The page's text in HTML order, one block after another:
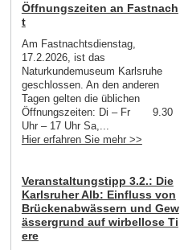
Öffnungszeiten an Fastnach
t
Am Fastnachtsdienstag,
17.2.2026, ist das
Naturkundemuseum Karlsruhe
geschlossen. An den anderen
Tagen gelten die üblichen
Öffnungszeiten: Di – Fr 9.30
Uhr – 17 Uhr Sa,...
Hier erfahren Sie mehr >>
Veranstaltungstipp 3.2.: Die
Karlsruher Alb: Einfluss von
Brückenabwässern und Gew
ässergrund auf wirbellose Ti
ere